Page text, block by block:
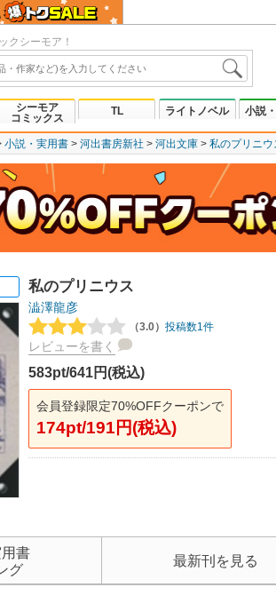
クシーモア！
シーモア
コミックス
TL ライトノベル 小説
小説・実用書 河出書房新社 河出文庫 私のプリニウ
私のプリニウス
澁澤龍彦
（3.0） 投稿数1件
レビューを書く
583pt/641円(税込)
会員登録限定70%OFFクーポンで
174pt/191円(税込)
書
グ
最新刊を見る